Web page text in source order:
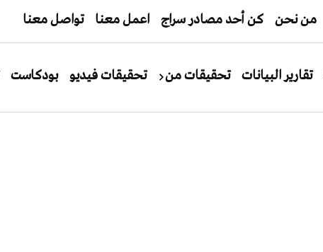
من نحن كن أحد مصادر سراج اعمل معنا تواصل معنا
تقارير البيانات تحقيقات من تحقيقات فيديو بودكاست